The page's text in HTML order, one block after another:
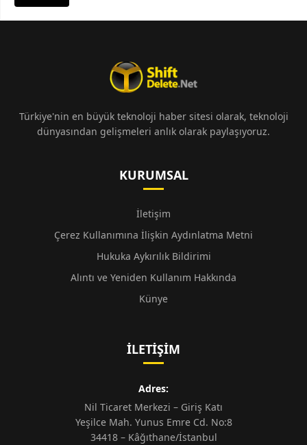
Türkiye'nin en büyük teknoloji haber sitesi olarak, teknoloji
dünyasından gelişmeleri anlık olarak paylaşıyoruz.
KURUMSAL
İletişim
Çerez Kullanımına İlişkin Aydınlatma Metni
Hukuka Aykırılık Bildirimi
Alıntı ve Yeniden Kullanım Hakkında
Künye
İLETIŞIM
Adres:
Nil Ticaret Merkezi – Giriş Katı
Yeşilce Mah. Yunus Emre Cd. No:8
34418 – Kâğıthane/İstanbul